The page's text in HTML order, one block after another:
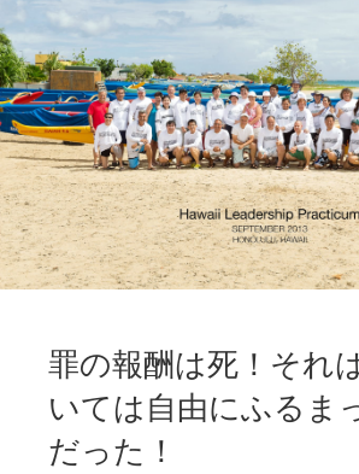
罪の報酬は死！それ
いては自由にふるま
だった！